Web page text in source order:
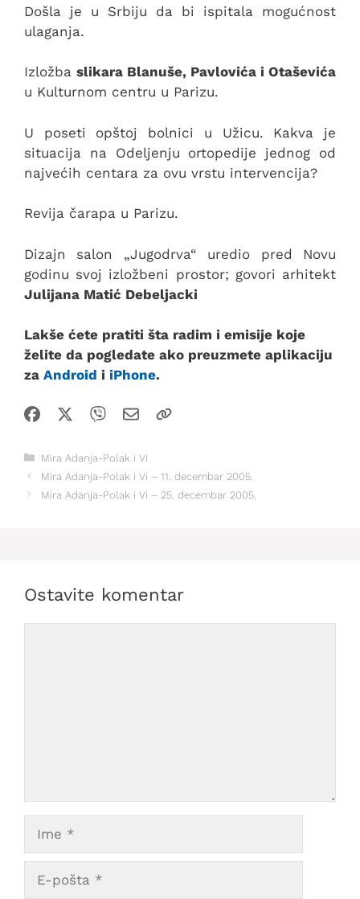
Došla je u Srbiju da bi ispitala mogućnost
ulaganja.
Izložba slikara Blanuše, Pavlovića i Otaševića
u Kulturnom centru u Parizu.
U poseti opštoj bolnici u Užicu. Kakva je
situacija na Odeljenju ortopedije jednog od
najvećih centara za ovu vrstu intervencija?
Revija čarapa u Parizu.
Dizajn salon „Jugodrva“ uredio pred Novu
godinu svoj izložbeni prostor; govori arhitekt
Julijana Matić Debeljacki
Lakše ćete pratiti šta radim i emisije koje
želite da pogledate ako preuzmete aplikaciju
za Android i iPhone.
Kategorije
Mira Adanja-Polak i Vi
Mira Adanja-Polak i Vi – 11. decembar 2005.
Mira Adanja-Polak i Vi – 25. decembar 2005.
Ostavite komentar
pošta